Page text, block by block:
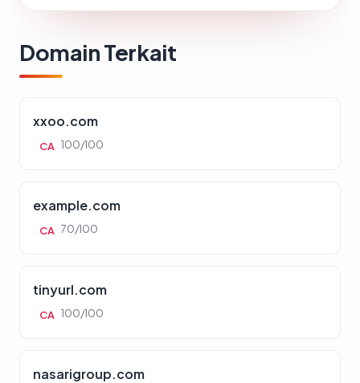
Domain Terkait
xxoo.com
CA 100/100
example.com
CA 70/100
tinyurl.com
CA 100/100
nasarigroup.com